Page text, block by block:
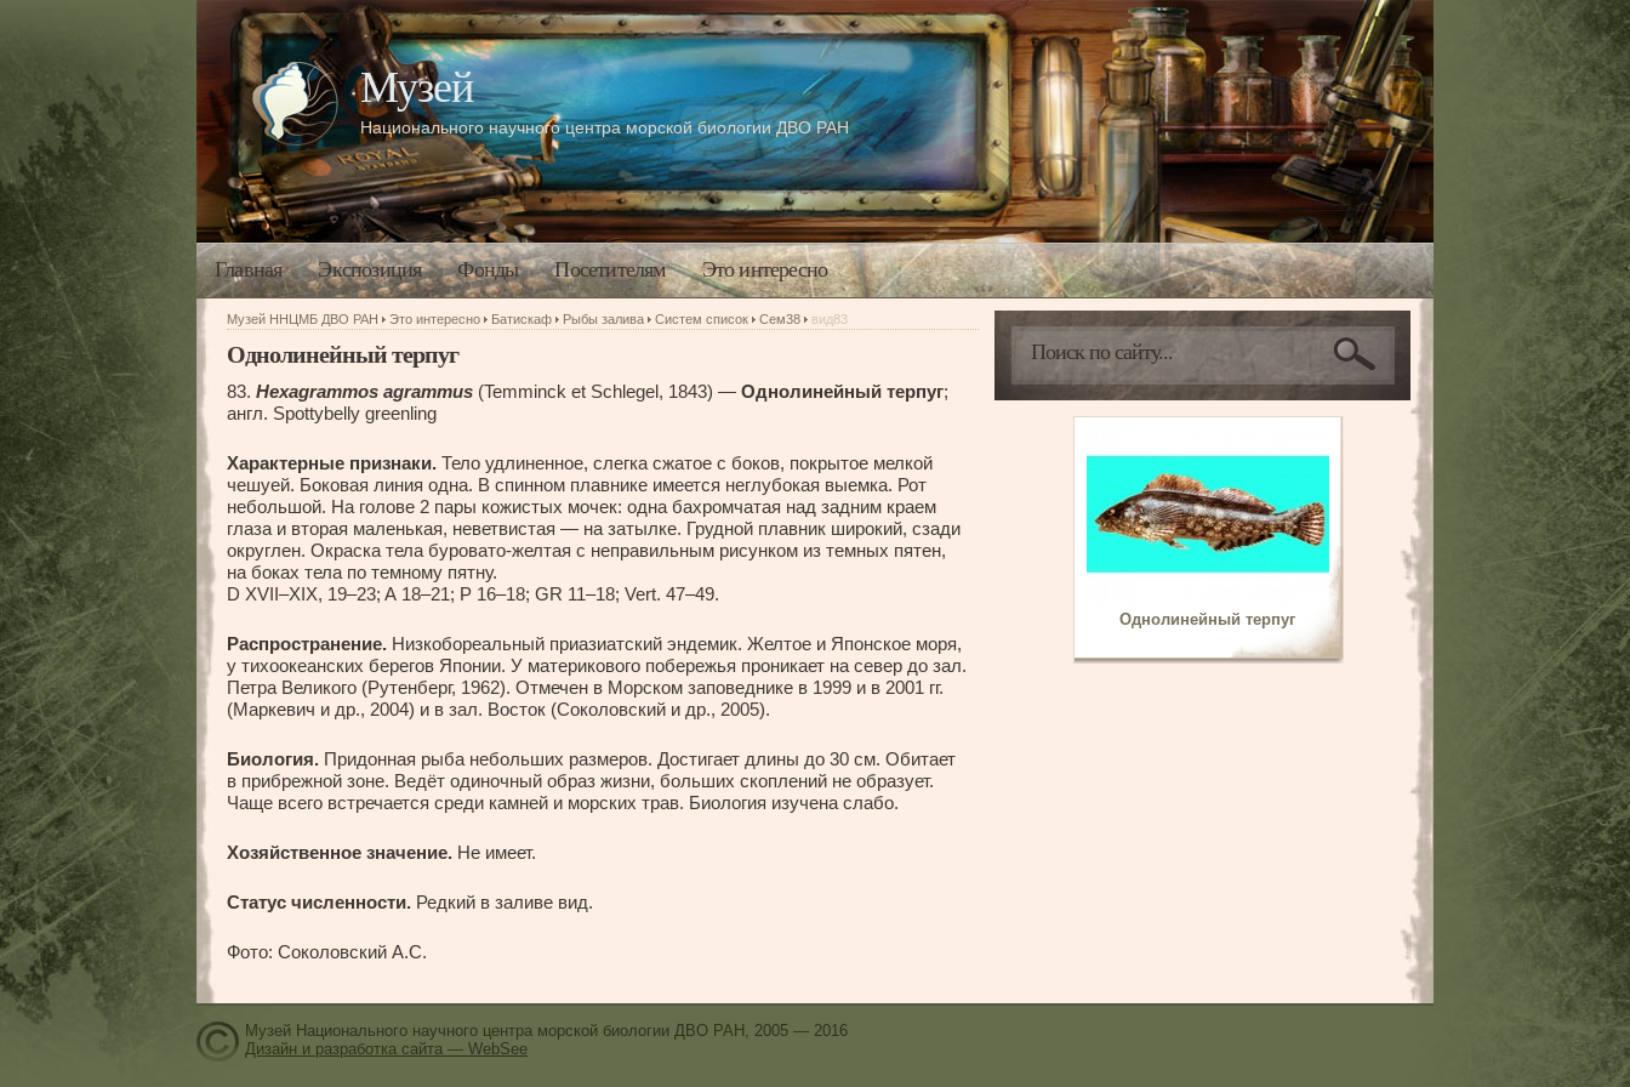
Музей
Национального научного центра морской биологии ДВО РАН
Главная Экспозиция Фонды Посетителям Это интересно
Однолинейный терпуг
Музей ННЦМБ ДВО РАН Это интересно Батискаф Рыбы залива Систем список Сем38 вид83
Однолинейный терпуг
83. Hexagrammos agrammus (Temminck et Schlegel, 1843) — Однолинейный терпуг;
англ. Spottybelly greenling
Характерные признаки. Тело удлиненное, слегка сжатое с боков, покрытое мелкой
чешуей. Боковая линия одна. В спинном плавнике имеется неглубокая выемка. Рот
небольшой. На голове 2 пары кожистых мочек: одна бахромчатая над задним краем
глаза и вторая маленькая, неветвистая — на затылке. Грудной плавник широкий, сзади
округлен. Окраска тела буровато-желтая с неправильным рисунком из темных пятен,
на боках тела по темному пятну.
D XVII–XIX, 19–23; A 18–21; P 16–18; GR 11–18; Vert. 47–49.
Распространение. Низкобореальный приазиатский эндемик. Желтое и Японское моря,
у тихоокеанских берегов Японии. У материкового побережья проникает на север до зал.
Петра Великого (Рутенберг, 1962). Отмечен в Морском заповеднике в 1999 и в 2001 гг.
(Маркевич и др., 2004) и в зал. Восток (Соколовский и др., 2005).
Биология. Придонная рыба небольших размеров. Достигает длины до 30 см. Обитает
в прибрежной зоне. Ведёт одиночный образ жизни, больших скоплений не образует.
Чаще всего встречается среди камней и морских трав. Биология изучена слабо.
Хозяйственное значение. Не имеет.
Статус численности. Редкий в заливе вид.
Фото: Соколовский А.С.
Музей Национального научного центра морской биологии ДВО РАН, 2005 — 2016
Дизайн и разработка сайта — WebSee